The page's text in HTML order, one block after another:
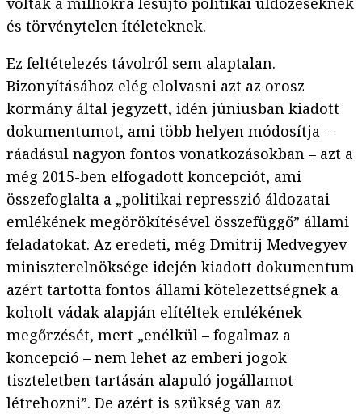
és törvénytelen ítéleteknek.
Ez feltételezés távolról sem alaptalan.
Bizonyításához elég elolvasni azt az orosz
kormány által jegyzett, idén júniusban kiadott
dokumentumot, ami több helyen módosítja –
ráadásul nagyon fontos vonatkozásokban – azt a
még 2015-ben elfogadott koncepciót, ami
összefoglalta a „politikai represszió áldozatai
emlékének megörökítésével összefüggő” állami
feladatokat. Az eredeti, még Dmitrij Medvegyev
miniszterelnöksége idején kiadott dokumentum
azért tartotta fontos állami kötelezettségnek a
koholt vádak alapján elítéltek emlékének
megőrzését, mert „enélkül – fogalmaz a
koncepció – nem lehet az emberi jogok
tiszteletben tartásán alapuló jogállamot
létrehozni”. De azért is szükség van az